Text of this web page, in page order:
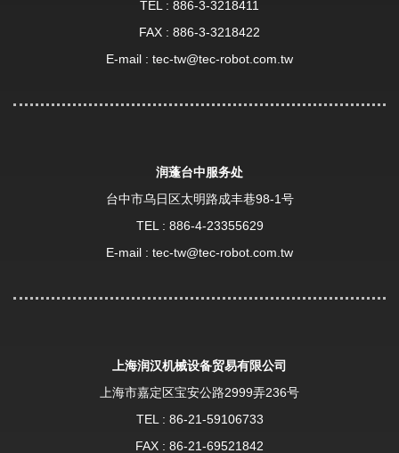
TEL : 886-3-3218411
FAX : 886-3-3218422
E-mail : tec-tw@tec-robot.com.tw
润蓬台中服务处
台中市乌日区太明路成丰巷98-1号
TEL : 886-4-23355629
E-mail : tec-tw@tec-robot.com.tw
上海润汉机械设备贸易有限公司
上海市嘉定区宝安公路2999弄236号
TEL : 86-21-59106733
FAX : 86-21-69521842